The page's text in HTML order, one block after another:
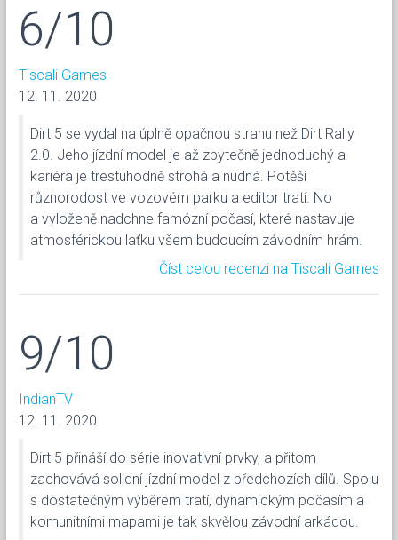
6/10
Tiscali Games
12. 11. 2020
Dirt 5 se vydal na úplně opačnou stranu než Dirt Rally
2.0. Jeho jízdní model je až zbytečně jednoduchý a
kariéra je trestuhodně strohá a nudná. Potěší
různorodost ve vozovém parku a editor tratí. No
a vyloženě nadchne famózní počasí, které nastavuje
atmosférickou laťku všem budoucím závodním hrám.
Číst celou recenzi na Tiscali Games
9/10
IndianTV
12. 11. 2020
Dirt 5 přináší do série inovativní prvky, a přitom
zachovává solidní jízdní model z předchozích dílů. Spolu
s dostatečným výběrem tratí, dynamickým počasím a
komunitními mapami je tak skvělou závodní arkádou.